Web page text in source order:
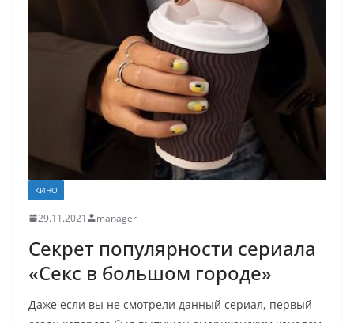
КИНО
29.11.2021 manager
Секрет популярности сериала
«Секс в большом городе»
Даже если вы не смотрели данный сериал, первый